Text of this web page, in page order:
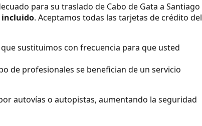
para su traslado de Cabo de Gata a Santiago
incluido. Aceptamos todas las tarjetas de crédito del
que sustituimos con frecuencia para que usted
de profesionales se benefician de un servicio
autovías o autopistas, aumentando la seguridad